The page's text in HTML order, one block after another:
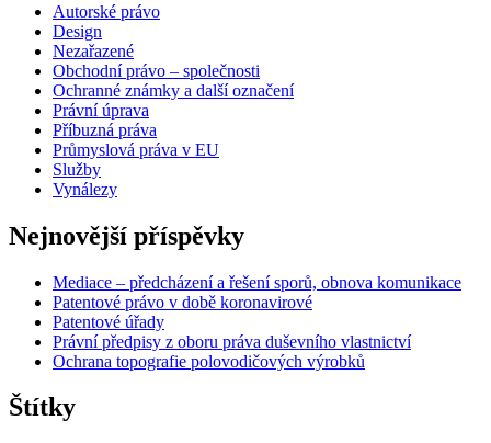
Autorské právo
Design
Nezařazené
Obchodní právo – společnosti
Ochranné známky a další označení
Právní úprava
Příbuzná práva
Průmyslová práva v EU
Služby
Vynálezy
Nejnovější příspěvky
Mediace – předcházení a řešení sporů, obnova komunikace
Patentové právo v době koronavirové
Patentové úřady
Právní předpisy z oboru práva duševního vlastnictví
Ochrana topografie polovodičových výrobků
Štítky